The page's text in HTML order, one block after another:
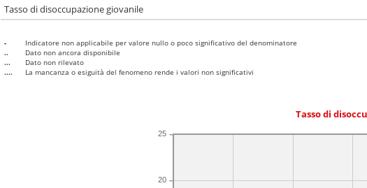
Tasso di disoccupazione giovanile
-
Indicatore non applicabile per valore nullo o poco significativo del denominatore
..
Dato non ancora disponibile
...
Dato non rilevato
....
La mancanza o esiguità del fenomeno rende i valori non significativi
Tasso di
20
25